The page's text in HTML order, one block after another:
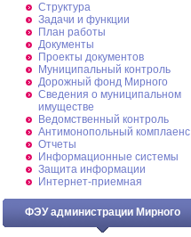
Структура
Задачи и функции
План работы
Документы
Проекты документов
Муниципальный контроль
Дорожный фонд Мирного
Cведения о муниципальном
имуществе
Ведомственный контроль
Антимонопольный комплаенс
Отчеты
Информационные системы
Защита информации
Интернет-приемная
ФЭУ администрации Мирного